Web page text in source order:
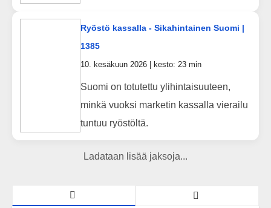
Ryöstö kassalla - Sikahintainen Suomi |
1385
10. kesäkuun 2026 | kesto: 23 min
Suomi on totutettu ylihintaisuuteen,
minkä vuoksi marketin kassalla vierailu
tuntuu ryöstöltä.
Ladataan lisää jaksoja...